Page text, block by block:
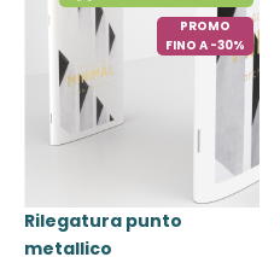
PROMO
FINO A -30%
Rilegatura punto
metallico